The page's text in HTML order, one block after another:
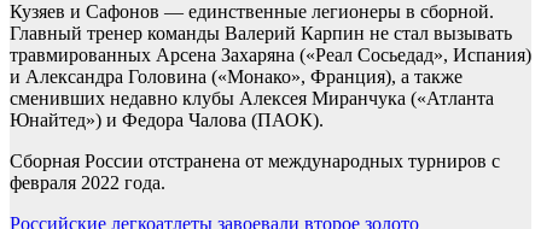
Кузяев и Сафонов — единственные легионеры в сборной.
Главный тренер команды Валерий Карпин не стал вызывать
травмированных Арсена Захаряна («Реал Сосьедад», Испания)
и Александра Головина («Монако», Франция), а также
сменивших недавно клубы Алексея Миранчука («Атланта
Юнайтед») и Федора Чалова (ПАОК).
Сборная России отстранена от международных турниров с
февраля 2022 года.
Российские легкоатлеты завоевали второе золото